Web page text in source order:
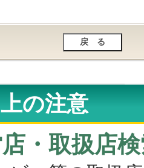
の注意
店・取扱店